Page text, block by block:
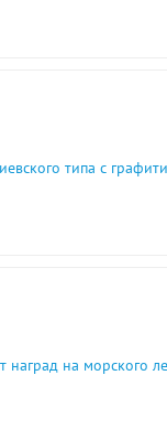
типа с
наград на морского